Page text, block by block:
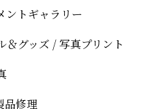
ントギャラリー
＆グッズ / 写真プリント
修理